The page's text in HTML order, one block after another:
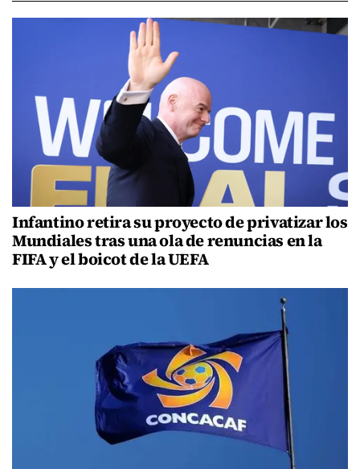
Infantino retira su proyecto de privatizar los
Mundiales tras una ola de renuncias en la
FIFA y el boicot de la UEFA